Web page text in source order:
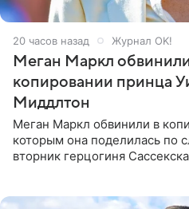
20 часов назад Журнал OK!
Меган Маркл
копировании принца
Миддлтон
Меган Маркл обвинили в
которым она поделилась по
вторник герцогиня